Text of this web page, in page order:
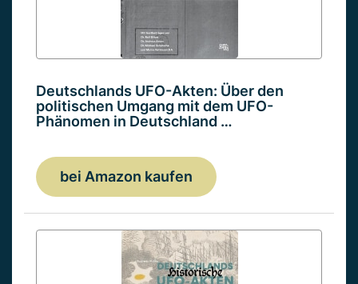
Deutschlands UFO-Akten: Über den
politischen Umgang mit dem UFO-
Phänomen in Deutschland …
bei Amazon kaufen